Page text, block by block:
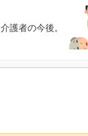
介護者の今後。